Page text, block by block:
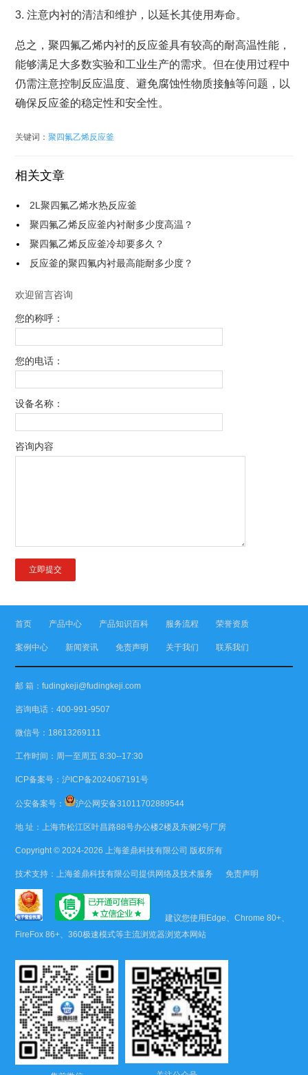
3. 注意内衬的清洁和维护，以延长其使用寿命。
总之，聚四氟乙烯内衬的反应釜具有较高的耐高温性能，
能够满足大多数实验和工业生产的需求。但在使用过程中
仍需注意控制反应温度、避免腐蚀性物质接触等问题，以
确保反应釜的稳定性和安全性。
关键词：聚四氟乙烯反应釜
相关文章
2L聚四氟乙烯水热反应釜
聚四氟乙烯反应釜内衬耐多少度高温？
聚四氟乙烯反应釜冷却要多久？
反应釜的聚四氟内衬最高能耐多少度？
欢迎留言咨询
您的称呼：
您的电话：
设备名称：
咨询内容
首页 产品中心 产品知识百科 服务流程 荣誉资质
案例中心 新闻资讯 免责声明 关于我们 联系我们
邮 箱：fudingkeji@fudingkeji.com
咨询电话：400-991-9507
微信号：18613269111
工作时间：周一至周五 8:30--17:30
ICP备案号：沪ICP备2024067191号
公安备案号： 沪公网安备31011702889544
地 址：上海市松江区叶昌路88号办公楼2楼及东侧2号厂房
Copyright © 2024-2026上海釜鼎科技有限公司 版权所有
技术支持：上海釜鼎科技有限公司提供网络及技术服务 免责声明
建议您使用Edge、Chrome 80+、
FireFox 86+、360极速模式等主流浏览器浏览本网站